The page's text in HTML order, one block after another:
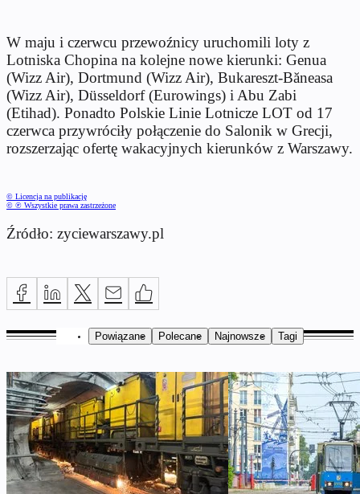
W maju i czerwcu przewoźnicy uruchomili loty z
Lotniska Chopina na kolejne nowe kierunki: Genua
(Wizz Air), Dortmund (Wizz Air), Bukareszt-Băneasa
(Wizz Air), Düsseldorf (Eurowings) i Abu Zabi
(Etihad). Ponadto Polskie Linie Lotnicze LOT od 17
czerwca przywróciły połączenie do Salonik w Grecji,
rozszerzając ofertę wakacyjnych kierunków z Warszawy.
© Licencja na publikację
© ℗ Wszystkie prawa zastrzeżone
Źródło: zyciewarszawy.pl
Powiązane Polecane Najnowsze Tagi